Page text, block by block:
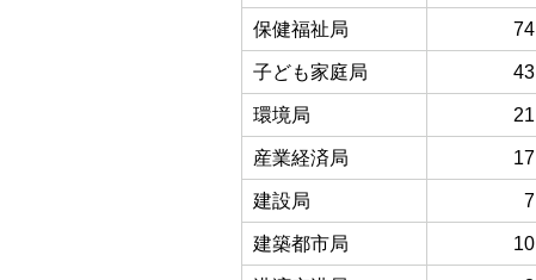
保健福祉局 74
子ども家庭局 43
環境局 21
産業経済局 17
建設局 7
建築都市局 10